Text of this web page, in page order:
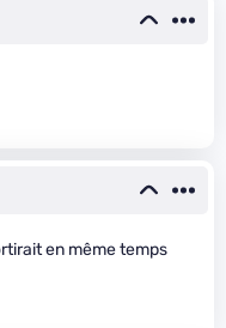
en même temps